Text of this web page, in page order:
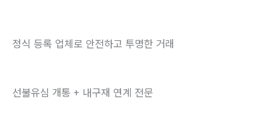
정식 등록 업체로 안전하고 투명한 거래
선불유심 개통 + 내구재 연계 전문